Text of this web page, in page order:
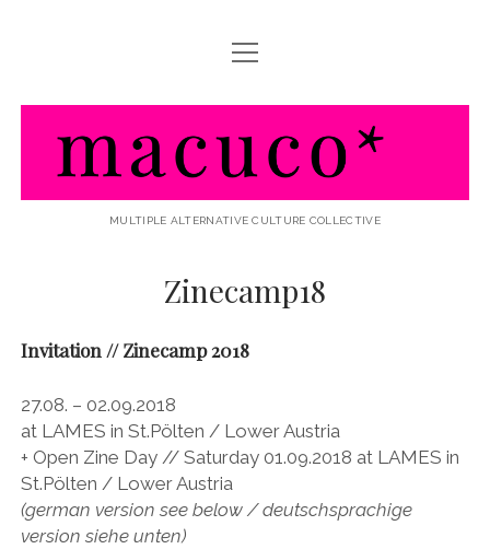
HOME
ABOUT MACUCO
AKTIVITÃ¤TEN / WHAT WE DO
LINKS / FRIENDS & PARTNERS
Menü
öffnen
macuco
MULTIPLE ALTERNATIVE CULTURE COLLECTIVE
Zinecamp18
Invitation // Zinecamp 2018
27.08. – 02.09.2018
at LAMES in St.Pölten / Lower Austria
+ Open Zine Day // Saturday 01.09.2018 at LAMES in
St.Pölten / Lower Austria
(german version see below / deutschsprachige
version siehe unten)